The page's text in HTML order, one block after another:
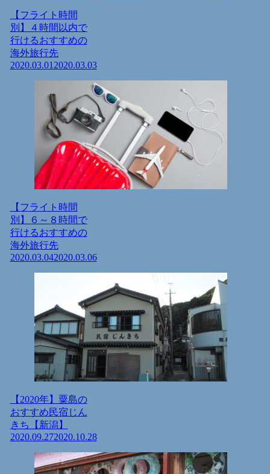
【フライト時間
別】４時間以内で
行けるおすすめの
海外旅行先
2020.03.01 2020.03.03
【フライト時間
別】６～８時間で
行けるおすすめの
海外旅行先
2020.03.042020.03.06
【2020年】粟島の
おすすめ民宿じん
きち【新潟】
2020.09.272020.10.28